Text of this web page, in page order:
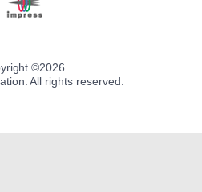
©2026
All rights reserved.